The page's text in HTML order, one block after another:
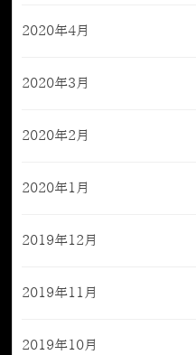
2020年4月
2020年3月
2020年2月
2020年1月
2019年12月
2019年11月
2019年10月